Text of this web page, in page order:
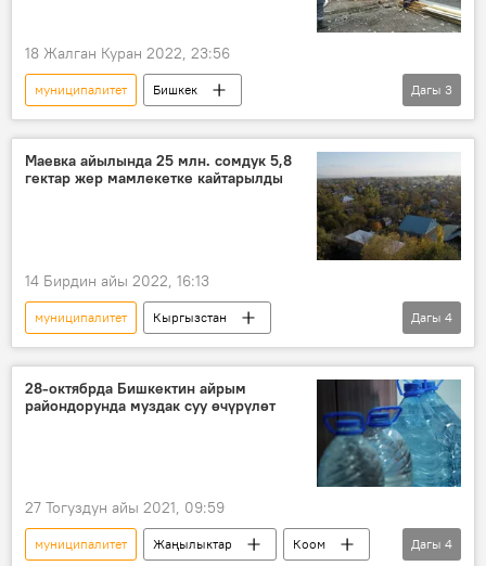
18 Жалган Куран 2022, 23:56
муниципалитет
Бишкек
Бишкек мэриясы
тамактануу
объект
түрттүрүү
Дагы 3
Маевка айылында 25 млн. сомдук 5,8
гектар жер мамлекетке кайтарылды
14 Бирдин айы 2022, 16:13
муниципалитет
Кыргызстан
Башкы прокуратура
менчиктештирүү
жер тилкеси
Маевка айылы
Дагы 4
28-октябрда Бишкектин айрым
райондорунда муздак суу өчүрүлөт
27 Тогуздун айы 2021, 09:59
муниципалитет Жаңылыктар
Коом
Дагы 4